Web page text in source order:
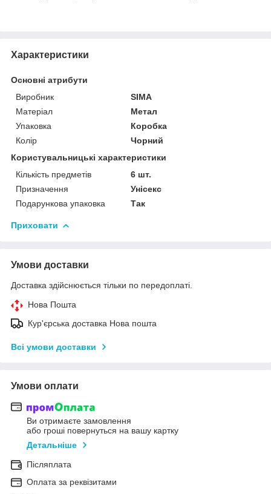
Характеристики
Основні атрибути
Виробник
SIMA
Матеріал
Метал
Упаковка
Коробка
Колір
Чорний
Користувальницькі характеристики
Кількість предметів
6 шт.
Призначення
Унісекс
Подарункова упаковка
Так
Приховати
Умови доставки
Доставка здійснюється тільки по передоплаті.
Нова Пошта
Кур'єрська доставка Нова пошта
Всі умови доставки
Умови оплати
Ви отримаєте замовлення
або гроші повернуться на вашу картку
Детальніше
Післяплата
Оплата за реквізитами